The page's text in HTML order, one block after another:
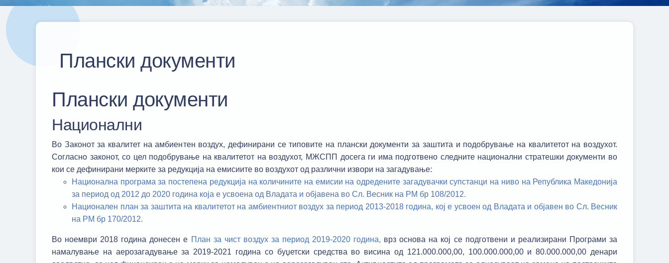
Плански документи
Плански документи
Национални
Во Законот за квалитет на амбиентен воздух, дефинирани се типовите на плански документи за заштита и подобрување на квалитетот на воздухот.
Согласно законот, со цел подобрување на квалитетот на воздухот, МЖСПП досега ги има подготвено следните национални стратешки документи во
кои се дефинирани мерките за редукција на емисиите во воздухот од различни извори на загадување:
Национална програма за постепена редукција на количините на емисии на одредените загадувачки супстанци на ниво на Република Македонија
за период од 2012 до 2020 година која е усвоена од Владата и објавена во Сл. Весник на РМ бр 108/2012.
Национален план за заштита на квалитетот на амбиентниот воздух за период 2013-2018 година, кој е усвоен од Владата и објавен во Сл. Весник
на РМ бр 170/2012.
Во ноември 2018 година донесен е План за чист воздух за период 2019-2020 година, врз основа на кој се подготвени и реализирани Програми за
намалување на аерозагадување за 2019-2021 година со буџетски средства во висина од 121.000.000,00, 100.000.000,00 и 80.000.000,00 денари